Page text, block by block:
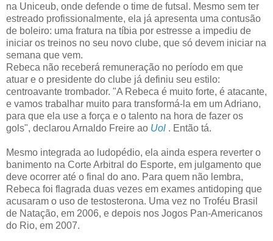
na Uniceub, onde defende o time de futsal. Mesmo sem ter
estreado profissionalmente, ela já apresenta uma contusão
de boleiro: uma fratura na tíbia por estresse a impediu de
iniciar os treinos no seu novo clube, que só devem iniciar na
semana que vem.
Rebeca não receberá remuneração no período em que
atuar e o presidente do clube já definiu seu estilo:
centroavante trombador. "A Rebeca é muito forte, é atacante,
e vamos trabalhar muito para transformá-la em um Adriano,
para que ela use a força e o talento na hora de fazer os
gols", declarou Arnaldo Freire ao Uol . Então tá.
Mesmo integrada ao ludopédio, ela ainda espera reverter o
banimento na Corte Arbitral do Esporte, em julgamento que
deve ocorrer até o final do ano. Para quem não lembra,
Rebeca foi flagrada duas vezes em exames antidoping que
acusaram o uso de testosterona. Uma vez no Troféu Brasil
de Natação, em 2006, e depois nos Jogos Pan-Americanos
do Rio, em 2007.